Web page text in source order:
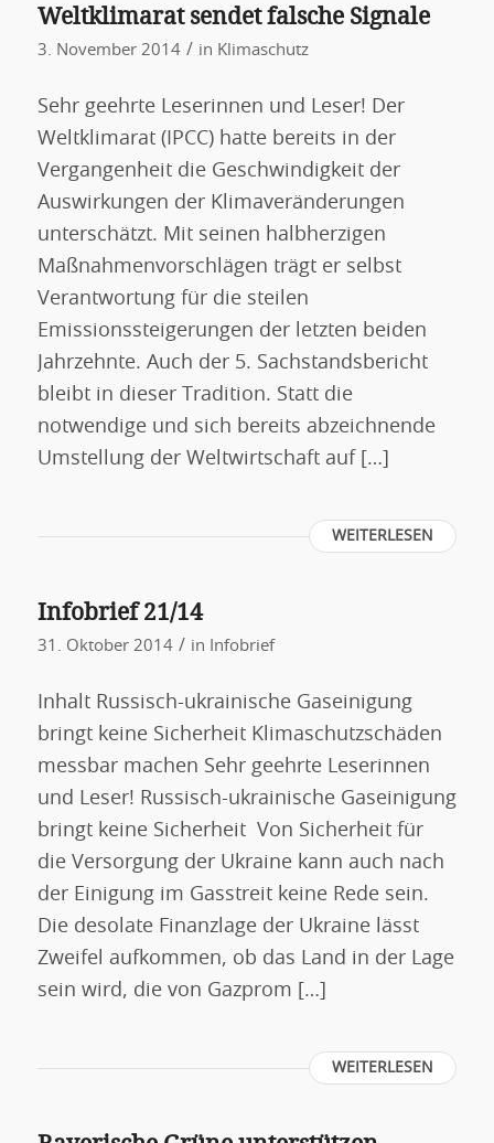
Weltklimarat sendet falsche Signale
3. November 2014 / in Klimaschutz
Sehr geehrte Leserinnen und Leser! Der
Weltklimarat (IPCC) hatte bereits in der
Vergangenheit die Geschwindigkeit der
Auswirkungen der Klimaveränderungen
unterschätzt. Mit seinen halbherzigen
Maßnahmenvorschlägen trägt er selbst
Verantwortung für die steilen
Emissionssteigerungen der letzten beiden
Jahrzehnte. Auch der 5. Sachstandsbericht
bleibt in dieser Tradition. Statt die
notwendige und sich bereits abzeichnende
Umstellung der Weltwirtschaft auf […]
WEITERLESEN
Infobrief 21/14
31. Oktober 2014 / in Infobrief
Inhalt Russisch-ukrainische Gaseinigung
bringt keine Sicherheit Klimaschutzschäden
messbar machen Sehr geehrte Leserinnen
und Leser! Russisch-ukrainische Gaseinigung
bringt keine Sicherheit Von Sicherheit für
die Versorgung der Ukraine kann auch nach
der Einigung im Gasstreit keine Rede sein.
Die desolate Finanzlage der Ukraine lässt
Zweifel aufkommen, ob das Land in der Lage
sein wird, die von Gazprom […]
WEITERLESEN